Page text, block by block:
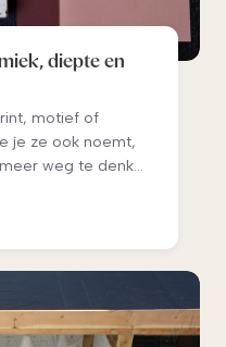
diepte en
motief of
je ze ook noemt,
weg te denken
Met de juiste